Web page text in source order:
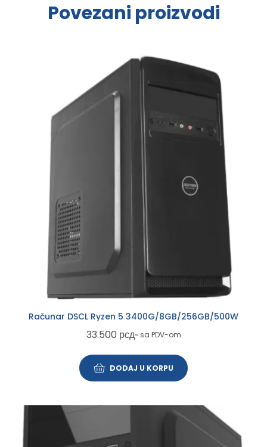
Povezani proizvodi
Računar DSCL Ryzen 5 3400G/8GB/256GB/500W
33.500 рсд~ sa PDV-om
DODAJ U KORPU